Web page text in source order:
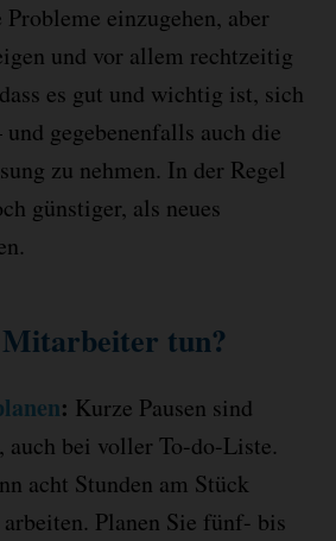
einzugehen, aber
und vor allem rechtzeitig
es gut und wichtig ist, sich
gegebenenfalls auch die
zu nehmen. In der Regel
günstiger, als neues
Mitarbeiter tun?
: Kurze Pausen sind
auch bei voller To-do-Liste.
acht Stunden am Stück
Planen Sie fünf- bis